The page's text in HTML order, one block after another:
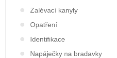
Zalévací kanyly
Opatření
Identifikace
Napáječky na bradavky